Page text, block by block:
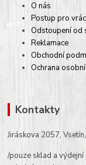
O nás
Postup pro
Odstoupení od
Reklamace
Obchodní
Ochrana
Kontakty
Jiráskova 2057,
/pouze sklad a